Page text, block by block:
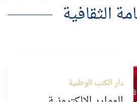
الثقافية
دار الكتب الوطنية